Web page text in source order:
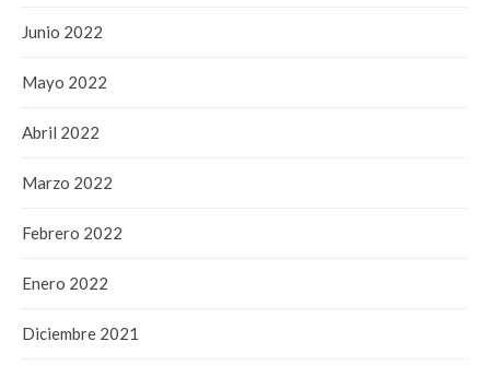
Junio 2022
Mayo 2022
Abril 2022
Marzo 2022
Febrero 2022
Enero 2022
Diciembre 2021